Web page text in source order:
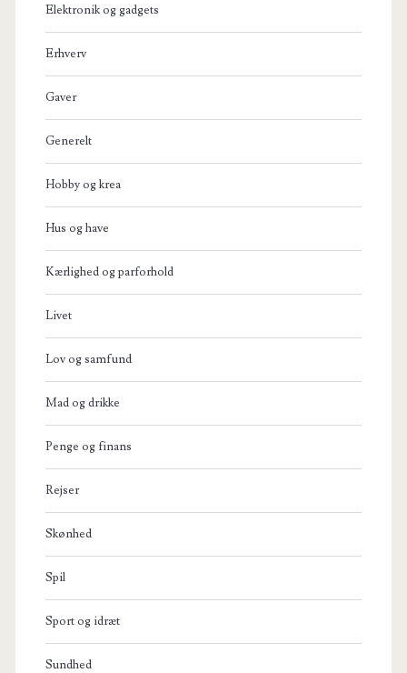
Elektronik og gadgets
Erhverv
Gaver
Generelt
Hobby og krea
Hus og have
Kærlighed og parforhold
Livet
Lov og samfund
Mad og drikke
Penge og finans
Rejser
Skønhed
Spil
Sport og idræt
Sundhed